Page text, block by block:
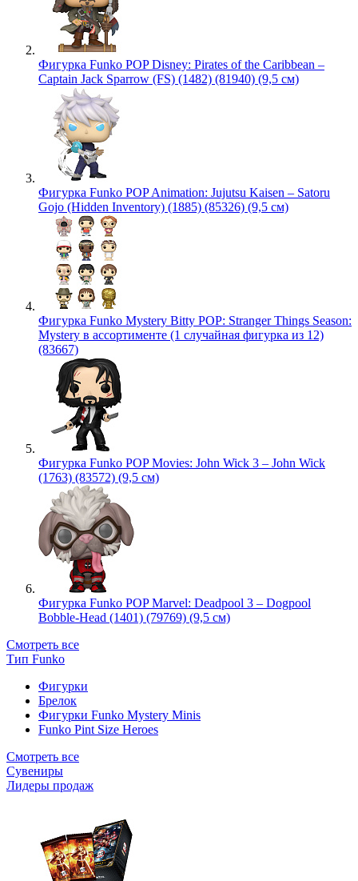
Фигурка Funko POP Disney: Pirates of the Caribbean –
Captain Jack Sparrow (FS) (1482) (81940) (9,5 см)
Фигурка Funko POP Animation: Jujutsu Kaisen – Satoru
Gojo (Hidden Inventory) (1885) (85326) (9,5 см)
Фигурка Funko Mystery Bitty POP: Stranger Things Season:
Mystery в ассортименте (1 случайная фигурка из 12)
(83667)
Фигурка Funko POP Movies: John Wick 3 – John Wick
(1763) (83572) (9,5 см)
Фигурка Funko POP Marvel: Deadpool 3 – Dogpool
Bobble-Head (1401) (79769) (9,5 см)
Смотреть все
Тип Funko
Фигурки
Брелок
Фигурки Funko Mystery Minis
Funko Pint Size Heroes
Смотреть все
Сувениры
Лидеры продаж